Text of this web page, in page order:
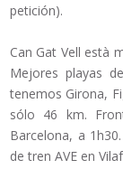
petición).
Can Gat Vell està
Mejores playas
tenemos Girona,
sólo 46 km.
Barcelona, a
de tren AVE en